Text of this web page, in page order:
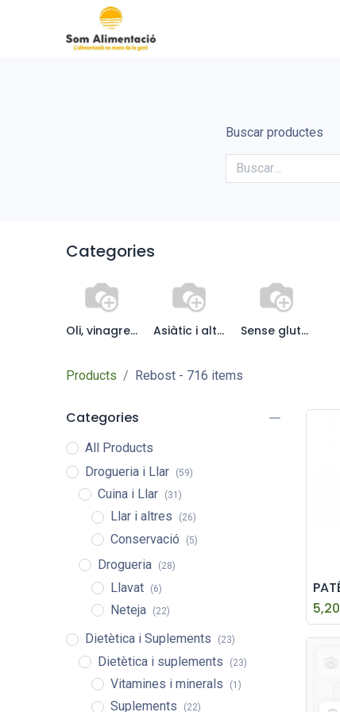
Buscar productes
Categories
Oli, vinagre i condiments Asiàtic i altres Sense gluten
Products Rebost- 716 items
Categories
All Products
Drogueria i Llar
(59)
Cuina i Llar (31)
Llar i altres (26)
Conservació (5)
Drogueria (28)
Llavat (6)
Neteja (22)
Dietètica i Suplements (23)
Dietètica i suplements (23)
Vitamines i minerals (1)
Suplements (22)
5,20